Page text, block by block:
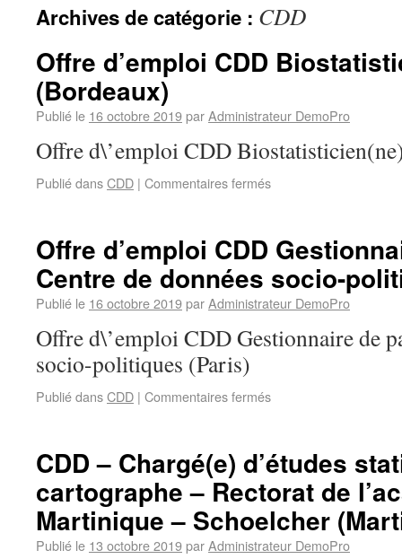
Archives de catégorie : CDD
Offre d’emploi CDD
(Bordeaux)
Publié le 16 octobre 2019parAdministrateur DemoPro
Offre d\’emploi CDD
Publié dansCDD | Commentaires fermés
Offre d’emploi CDD
Centre de données socio-
Publié le 16 octobre 2019parAdministrateur DemoPro
Offre d\’emploi CDD Gestionnaire de
socio-politiques (Paris)
Publié dansCDD | Commentaires fermés
CDD – Chargé(e) d’études
cartographe – Rectorat de
Martinique – Schoelcher
Publié le 13 octobre 2019parAdministrateur DemoPro